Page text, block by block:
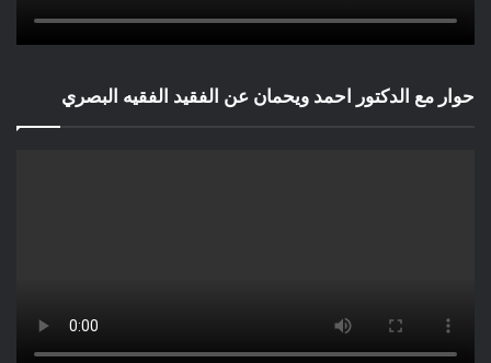
حوار مع الدكتور احمد ويحمان عن الفقيد الفقيه البصري